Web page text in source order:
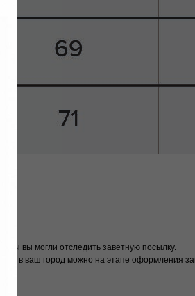
вы могли отследить заветную посылку.
в ваш город можно на этапе оформления